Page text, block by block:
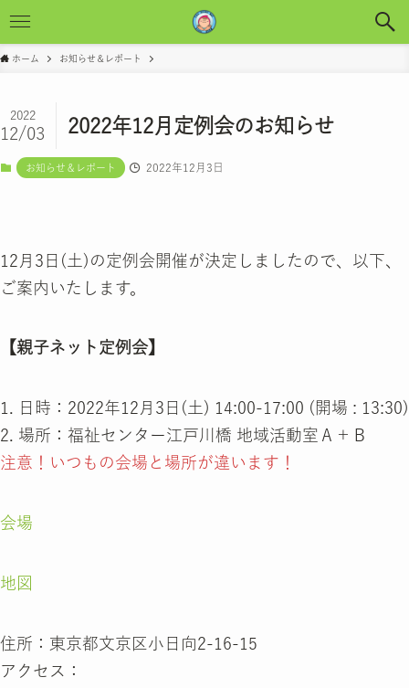
ホーム お知らせ＆レポート
2022年12月定例会のお知らせ
2022
12/03
お知らせ＆レポート 2022年12月3日
12月3日(土)の定例会開催が決定しましたので、以下、
ご案内いたします。
【親子ネット定例会】
1. 日時：2022年12月3日(土) 14:00-17:00 (開場 : 13:30)
2. 場所：福祉センター江戸川橋 地域活動室Ａ＋Ｂ
注意！いつもの会場と場所が違います！
会場
地図
住所：東京都文京区小日向2-16-15
アクセス：